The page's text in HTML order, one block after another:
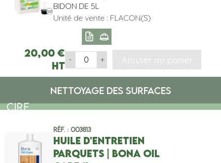
BIDON DE 5L
Unité de vente : FLACON(S)
20,00€
HT
- + Ajouter au panier
NETTOYAGE DES SURFACES
CIRE
Réf. : 003813
HUILE D'ENTRETIEN
PARQUETS | BONA OIL